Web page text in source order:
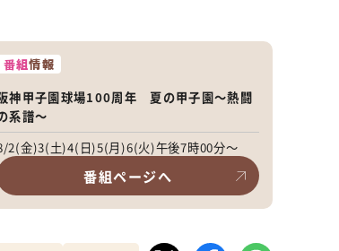
番組情報
神甲子園球場100周年 夏の甲子園～熱闘
系譜～
2(金)3(土)4(日)5(月)6(火)午後7時00分～
番組ページへ